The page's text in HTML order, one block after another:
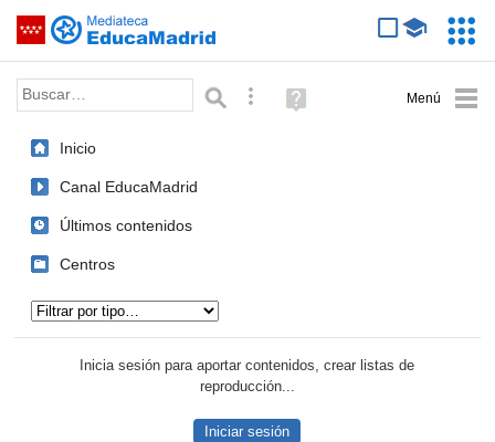
Saltar navegación
Palabra o frase: Búsqueda avanzada
Ayuda
(en
Inicio
Canal EducaMadrid
Últimos contenidos
Centros
Inicia sesión para aportar contenidos, crear listas de
reproducción...
Iniciar sesión